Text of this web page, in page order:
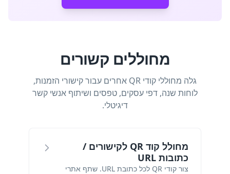
מחוללים קשורים
גלה מחוללי קודי QR אחרים עבור קישורי הזמנות,
לוחות שנה, דפי עסקים, טפסים ושיתוף אנשי קשר
דיגיטלי.
מחולל קוד QR לקישורים /
כתובות URL
צור קודי QR לכל כתובת URL. שתף אתרי